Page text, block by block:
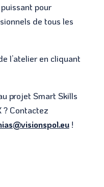
pour
de tous les
l’atelier en cliquant
projet Smart Skills
? Contactez
!